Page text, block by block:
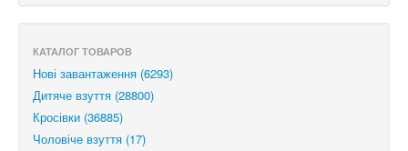
КАТАЛОГ ТОВАРОВ
Нові завантаження (6293)
Дитяче взуття (28800)
Кросівки (36885)
Чоловіче взуття (17)